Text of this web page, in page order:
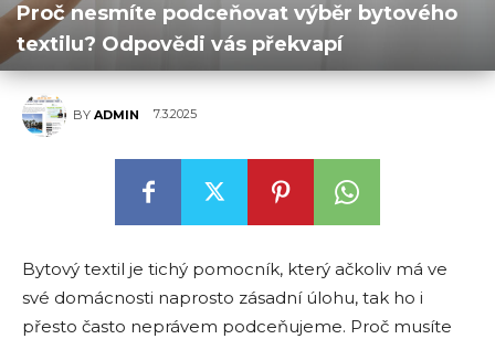
Proč nesmíte podceňovat výběr bytového
textilu? Odpovědi vás překvapí
BY ADMIN 7.3.2025
Bytový textil je tichý pomocník, který ačkoliv má ve
své domácnosti naprosto zásadní úlohu, tak ho i
přesto často neprávem podceňujeme. Proč musíte